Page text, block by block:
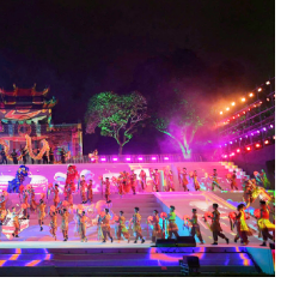
Giải trí
Nghệ sĩ
Thời trang
Sao Việt